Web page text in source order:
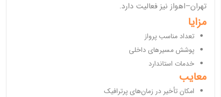
تهران–اهواز نیز فعالیت دارد.
مزایا
تعداد مناسب پرواز
پوشش مسیرهای داخلی
خدمات استاندارد
معایب
امکان تأخیر در زمان‌های پرترافیک